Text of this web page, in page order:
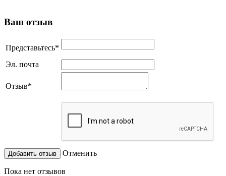
Ваш отзыв
Представьтесь*
Эл. почта
Отзыв*
Отменить
Пока нет отзывов